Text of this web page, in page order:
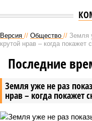
Версия // Общество // Земля
крутой нрав – когда покажет
Земля уже не раз
нрав – когда покажет
Последние